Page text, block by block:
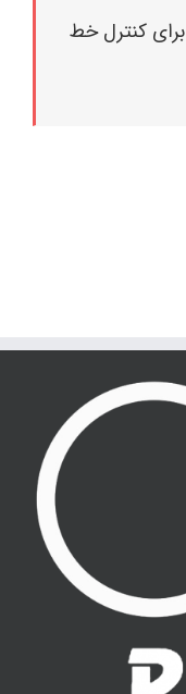
آشنایی با طرح های CSP برای کنترل خط